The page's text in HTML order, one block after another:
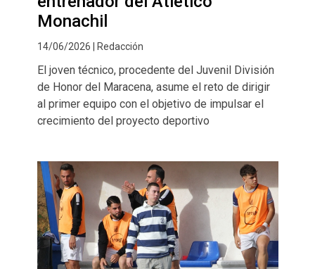
Monachil
14/06/2026 | Redacción
El joven técnico, procedente del Juvenil División
de Honor del Maracena, asume el reto de dirigir
al primer equipo con el objetivo de impulsar el
crecimiento del proyecto deportivo